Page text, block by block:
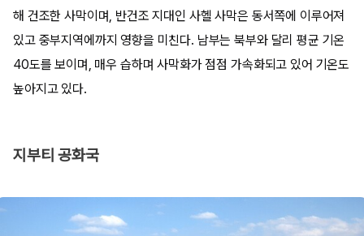
해 건조한 사막이며, 반건조 지대인 사헬 사막은 동서쪽에 이루어져
있고 중부지역에까지 영향을 미친다. 남부는 북부와 달리 평균 기온
40도를 보이며, 매우 습하며 사막화가 점점 가속화되고 있어 기온도
높아지고 있다.
지부티 공화국